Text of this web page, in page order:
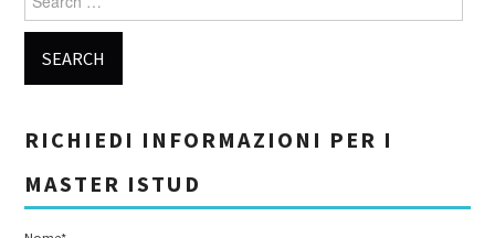
RICHIEDI INFORMAZIONI PER I
MASTER ISTUD